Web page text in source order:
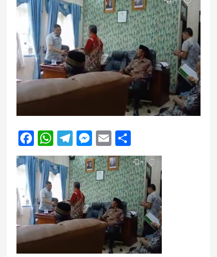
F
a
c
e
b
o
o
k
W
h
a
ts
A
p
p
T
el
e
g
r
a
m
M
e
ss
e
n
g
er
E
m
ai
l
h
a
re